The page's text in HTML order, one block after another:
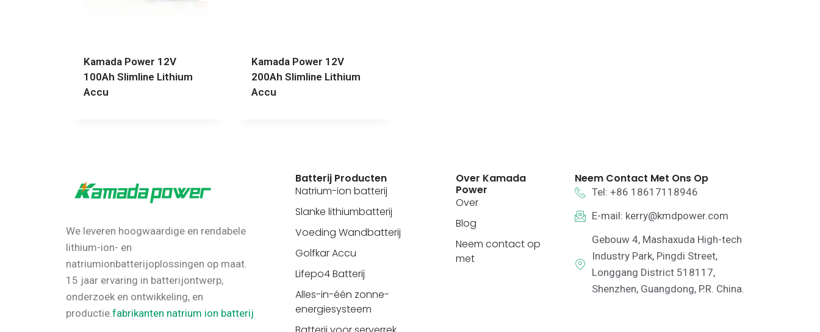
Kamada Power 12V
100Ah Slimline Lithium
Accu
Kamada Power 12V
200Ah Slimline Lithium
Accu
We leveren hoogwaardige en rendabele
lithium-ion- en
natriumionbatterijoplossingen op maat.
15 jaar ervaring in batterijontwerp,
onderzoek en ontwikkeling, en
productie. fabrikanten natrium ion batterij
Batterij Producten
Natrium-ion batterij
Slanke lithiumbatterij
Voeding Wandbatterij
Golfkar Accu
Lifepo4 Batterij
Alles-in-één zonne-
energiesysteem
Over Kamada
Power
Over
Blog
Neem contact op
met
Neem Contact Met Ons Op
Tel: +86 18617118946
E-mail: kerry@kmdpower.com
Gebouw 4, Mashaxuda High-tech
Industry Park, Pingdi Street,
Longgang District 518117,
Shenzhen, Guangdong, P.R. China.